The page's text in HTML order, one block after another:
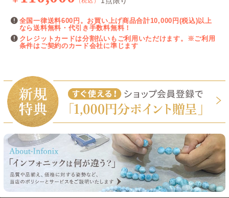
全国一律送料600円。お買い上げ商品合計10,000円(税込)以上
なら送料無料・代引き手数料無料！
クレジットカードは分割払いもご利用いただけます。※ご利用
条件はご契約のカード会社に準じます